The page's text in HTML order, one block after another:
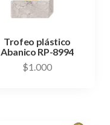
Trofeo plástico
Abanico RP-8994
$1.000